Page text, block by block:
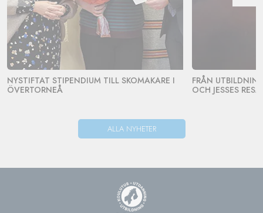
NYSTIFTAT STIPENDIUM TILL SKOMAKARE I
ÖVERTORNEÅ
FRÅN
OCH JESSES RESA.
ALLA NYHETER